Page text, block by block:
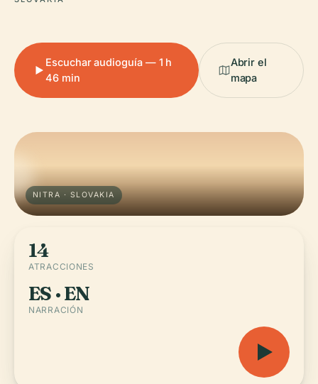
Escuchar audioguía — 1 h
46 min
Abrir el
mapa
NITRA · SLOVAKIA
14
ATRACCIONES
ES · EN
NARRACIÓN